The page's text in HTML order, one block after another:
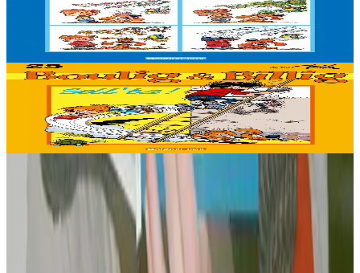
Ar pevar amzer
Stok diviet
Stok diviet
Bannoù-heol
Sell 'ta !
Stok diviet